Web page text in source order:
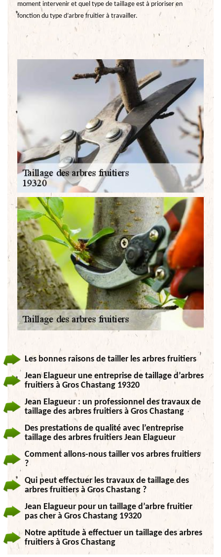
moment intervenir et quel type de taillage est à prioriser en
fonction du type d’arbre fruitier à travailler.
Les bonnes raisons de tailler les arbres fruitiers
Jean Elagueur une entreprise de taillage d’arbres
fruitiers à Gros Chastang 19320
Jean Elagueur : un professionnel des travaux de
taillage des arbres fruitiers à Gros Chastang
Des prestations de qualité avec l’entreprise
taillage des arbres fruitiers Jean Elagueur
Comment allons-nous tailler vos arbres fruitiers
?
Qui peut effectuer les travaux de taillage des
arbres fruitiers à Gros Chastang ?
Jean Elagueur pour un taillage d’arbre fruitier
pas cher à Gros Chastang 19320
Notre aptitude à effectuer un taillage des arbres
fruitiers à Gros Chastang